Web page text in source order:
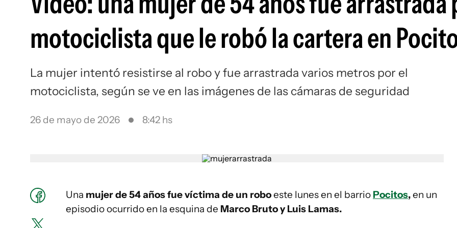
motociclista que le robó la cartera en
La mujer intentó resistirse al robo y fue arrastrada varios metros por el
motociclista, según se ve en las imágenes de las cámaras de seguridad
26 de mayo de 2026 8:42 hs
Una mujer de 54 años fue víctima de un roboeste lunes en el barrio Pocitos,en un
episodio ocurrido en la esquina de Marco Bruto y Luis Lamas.